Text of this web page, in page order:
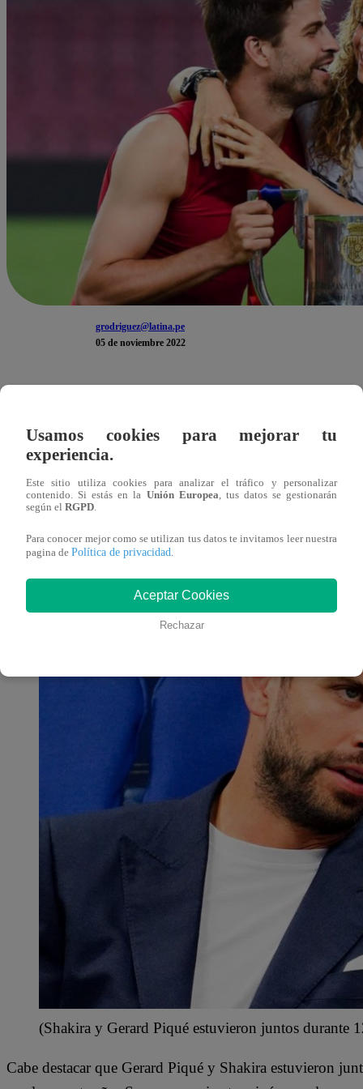
grodriguez@latina.pe
05 de noviembre 2022
seguidores aseguran que la canción estuvo dedicada a
Barcelona. Tras su retirada, la artista utilizó sus redes
Tras conocerse el final de la carrera del ex central
“Monotonía. Detrás de cámaras ya disponible en mi
(Shakira y Gerard Piqué estuvieron juntos durante
Cabe destacar que Gerard Piqué y Shakira estuvieron
Usamos cookies para mejorar tu
experiencia.
Este sitio utiliza cookies para analizar el tráfico y personalizar
contenido. Si estás en la Unión Europea , tus datos se gestionarán
según el RGPD
Para conocer mejor como se utilizan tus datos te invitamos leer nuestra
pagina de Política de privacidad
Aceptar Cookies
Rechazar